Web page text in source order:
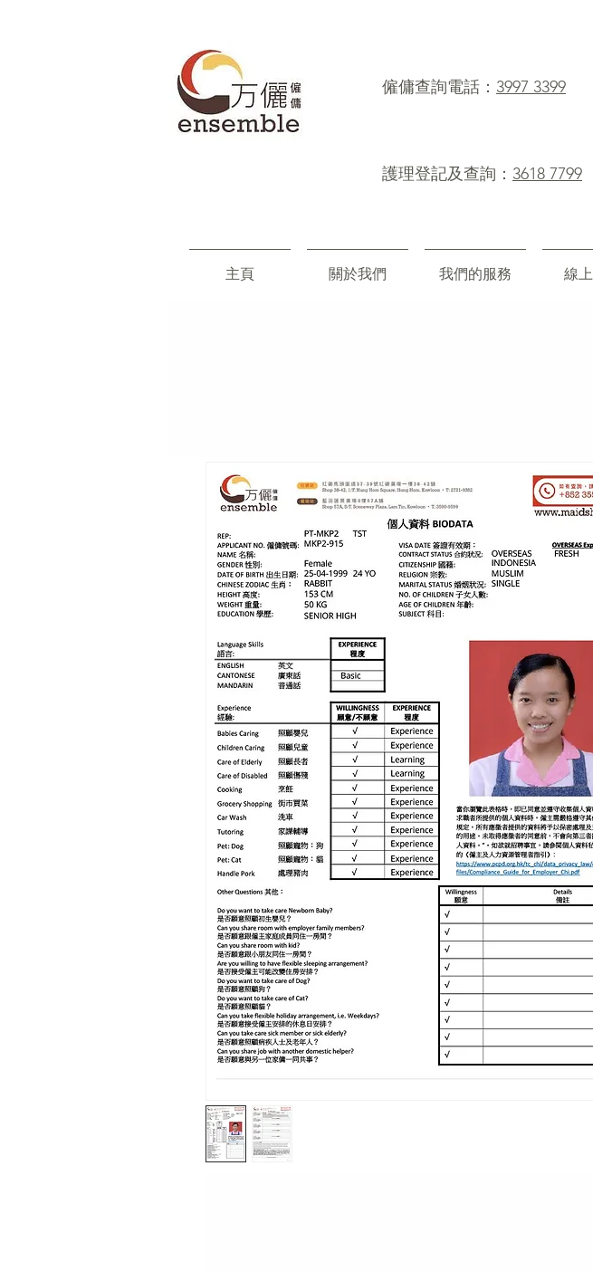
​僱傭查詢電話： 3997 3399
護理登記及查詢： 3618 7799
主頁 關於我們 我們的服務 線